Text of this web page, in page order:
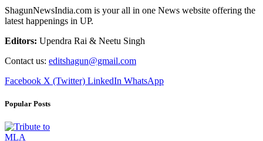
ShagunNewsIndia.com is your all in one News website offering the
latest happenings in UP.
Editors: Upendra Rai & Neetu Singh
Contact us: editshagun@gmail.com
Facebook X (Twitter) LinkedIn WhatsApp
Popular Posts